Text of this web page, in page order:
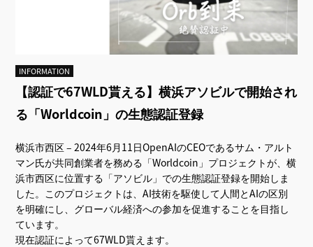
INFORMATION
【認証で67WLD貰える】横浜アソビルで開始され
る「Worldcoin」の生態認証登録
横浜市西区 – 2024年6月11日OpenAIのCEOであるサム・アルト
マン氏が共同創業者を務める「Worldcoin」プロジェクトが、横
浜市西区に位置する「アソビル」での生態認証登録を開始しま
した。このプロジェクトは、AI技術を駆使して人間とAIの区別
を明確にし、グローバル経済への参加を促進することを目指し
ています。
現在認証によって67WLD貰えます。